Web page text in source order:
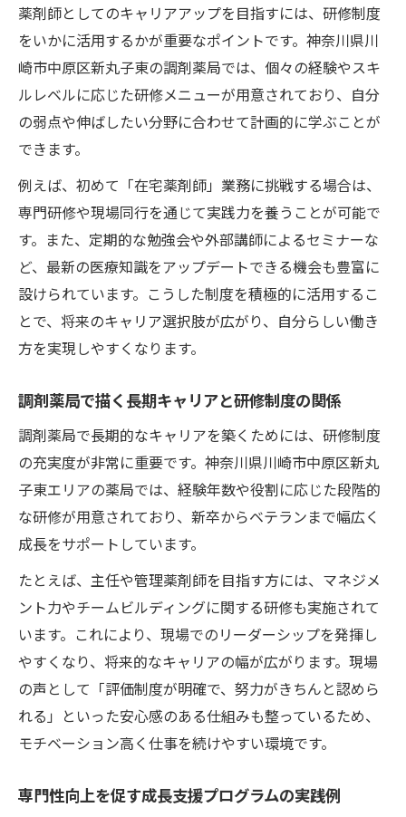
薬剤師としてのキャリアアップを目指すには、研修制度
をいかに活用するかが重要なポイントです。神奈川県川
崎市中原区新丸子東の調剤薬局では、個々の経験やスキ
ルレベルに応じた研修メニューが用意されており、自分
の弱点や伸ばしたい分野に合わせて計画的に学ぶことが
できます。
例えば、初めて「在宅薬剤師」業務に挑戦する場合は、
専門研修や現場同行を通じて実践力を養うことが可能で
す。また、定期的な勉強会や外部講師によるセミナーな
ど、最新の医療知識をアップデートできる機会も豊富に
設けられています。こうした制度を積極的に活用するこ
とで、将来のキャリア選択肢が広がり、自分らしい働き
方を実現しやすくなります。
調剤薬局で描く長期キャリアと研修制度の関係
調剤薬局で長期的なキャリアを築くためには、研修制度
の充実度が非常に重要です。神奈川県川崎市中原区新丸
子東エリアの薬局では、経験年数や役割に応じた段階的
な研修が用意されており、新卒からベテランまで幅広く
成長をサポートしています。
たとえば、主任や管理薬剤師を目指す方には、マネジメ
ント力やチームビルディングに関する研修も実施されて
います。これにより、現場でのリーダーシップを発揮し
やすくなり、将来的なキャリアの幅が広がります。現場
の声として「評価制度が明確で、努力がきちんと認めら
れる」といった安心感のある仕組みも整っているため、
モチベーション高く仕事を続けやすい環境です。
専門性向上を促す成長支援プログラムの実践例